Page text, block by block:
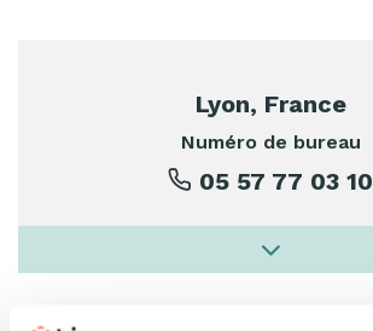
Lyon, France
Numéro de bureau
05 57 77 03 10